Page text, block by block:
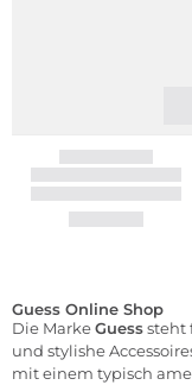
Guess Online Shop
Die MarkeGuesssteht
und stylishe
mit einem typisch